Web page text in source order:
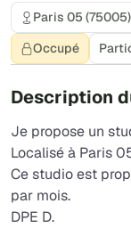
Paris 05 (75005)
Occupé
Description
Je propose un
Localisé à Paris
Ce studio est
par mois.
DPE D.